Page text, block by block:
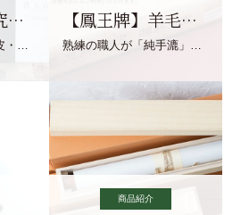
【寶玉宣紙】究極の純粋な宣紙を目指す寶玉宣紙 【鳳王牌】羊毛筆×濃墨での揮毫に最適な宣紙系画仙紙
商品紹介